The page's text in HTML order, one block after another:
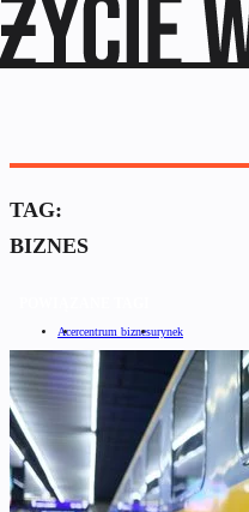
TAG:
BIZNES
Acercentrum biznesurynek